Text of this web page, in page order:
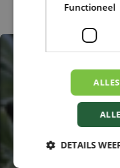
Arabis
Functioneel
DETAILS